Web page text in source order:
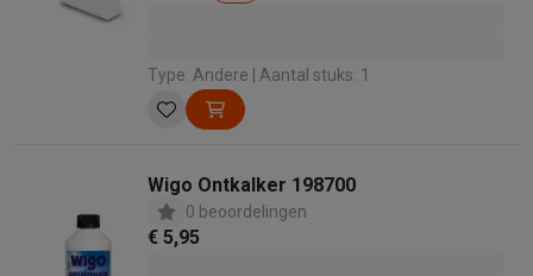
Type: Andere | Aantal stuks: 1
Wigo Ontkalker 198700
0 beoordelingen
€ 5,95